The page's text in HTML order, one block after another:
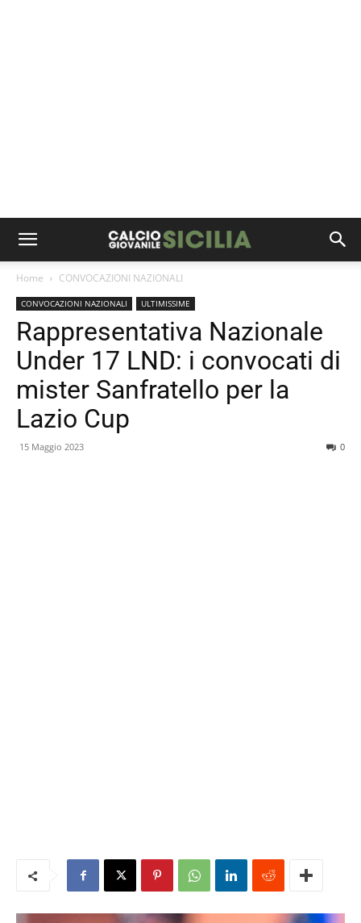
Home CONVOCAZIONI NAZIONALI
CONVOCAZIONI NAZIONALI ULTIMISSIME
Rappresentativa Nazionale
Under 17 LND: i convocati di
mister Sanfratello per la
Lazio Cup
15 Maggio 2023 0